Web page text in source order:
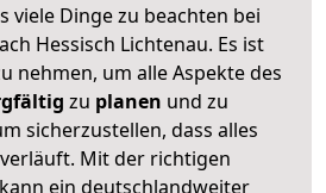
viele Dinge zu beachten bei
Hessisch Lichtenau. Es ist
nehmen, um alle Aspekte des
zu planen und zu
sicherzustellen, dass alles
Mit der richtigen
ein deutschlandweiter